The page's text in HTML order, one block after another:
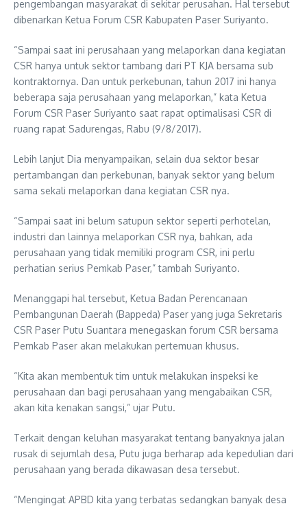
pengembangan masyarakat di sekitar perusahan. Hal tersebut
dibenarkan Ketua Forum CSR Kabupaten Paser Suriyanto.
“Sampai saat ini perusahaan yang melaporkan dana kegiatan
CSR hanya untuk sektor tambang dari PT KJA bersama sub
kontraktornya. Dan untuk perkebunan, tahun 2017 ini hanya
beberapa saja perusahaan yang melaporkan,” kata Ketua
Forum CSR Paser Suriyanto saat rapat optimalisasi CSR di
ruang rapat Sadurengas, Rabu (9/8/2017).
Lebih lanjut Dia menyampaikan, selain dua sektor besar
pertambangan dan perkebunan, banyak sektor yang belum
sama sekali melaporkan dana kegiatan CSR nya.
“Sampai saat ini belum satupun sektor seperti perhotelan,
industri dan lainnya melaporkan CSR nya, bahkan, ada
perusahaan yang tidak memiliki program CSR, ini perlu
perhatian serius Pemkab Paser,” tambah Suriyanto.
Menanggapi hal tersebut, Ketua Badan Perencanaan
Pembangunan Daerah (Bappeda) Paser yang juga Sekretaris
CSR Paser Putu Suantara menegaskan forum CSR bersama
Pemkab Paser akan melakukan pertemuan khusus.
“Kita akan membentuk tim untuk melakukan inspeksi ke
perusahaan dan bagi perusahaan yang mengabaikan CSR,
akan kita kenakan sangsi,” ujar Putu.
Terkait dengan keluhan masyarakat tentang banyaknya jalan
rusak di sejumlah desa, Putu juga berharap ada kepedulian dari
perusahaan yang berada dikawasan desa tersebut.
“Mengingat APBD kita yang terbatas sedangkan banyak desa